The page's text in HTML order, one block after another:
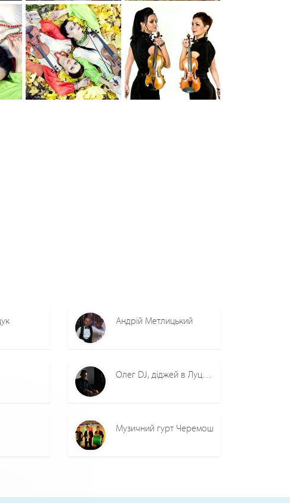
0 0
Андрій Метлицький
Олег DJ, діджей в Луцьку
Музичний гурт Черемош